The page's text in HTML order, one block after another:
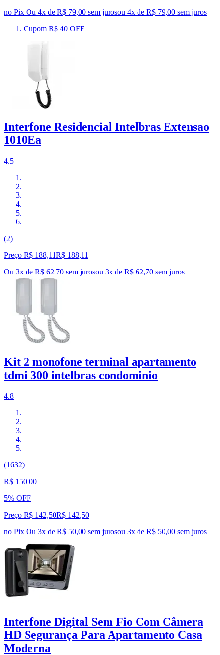
no Pix Ou 4x de R$ 79,00 sem jurosou 4x de R$ 79,00 sem juros
Cupom R$ 40 OFF
Interfone Residencial Intelbras Extensao
1010Ea
4.5
(2)
Preço R$ 188,11R$ 188,11
Ou 3x de R$ 62,70 sem jurosou 3x de R$ 62,70 sem juros
Kit 2 monofone terminal apartamento
tdmi 300 intelbras condominio
4.8
(1632)
R$ 150,00
5% OFF
Preço R$ 142,50R$ 142,50
no Pix Ou 3x de R$ 50,00 sem jurosou 3x de R$ 50,00 sem juros
Interfone Digital Sem Fio Com Câmera
HD Segurança Para Apartamento Casa
Moderna